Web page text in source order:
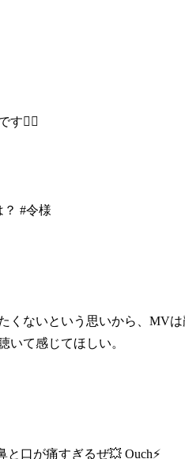
す🙋‍♀️
#令様
くないという思いから、MV
いて感じてほしい。
口が痛すぎるぜ💥 Ouch⚡